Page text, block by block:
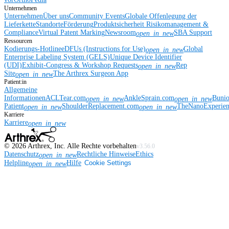
Unternehmen
UnternehmenÜber unsCommunity EventsGlobale Offenlegung der
LieferketteStandorteFörderungProduktsicherheit Risikomanagement &
ComplianceVirtual Patent MarkingNewsroomopen_in_newSBA Support
Ressourcen
Kodierungs-HotlineeDFUs (Instructions for Use)open_in_newGlobal
Enterprise Labeling System (GELS)Unique Device Identifier
(UDI)Exhibit-Congress & Workshop Requestsopen_in_newRep
Siteopen_in_newThe Arthrex Surgeon App
Patient:in
Allgemeine
InformationenACLTear.comopen_in_newAnkleSprain.comopen_in_new
Patientopen_in_newShoulderReplacement.comopen_in_new
Karriere
Karriereopen_in_new
© 2026 Arthrex, Inc. Alle Rechte vorbehaltenv3.56.0
Datenschutzopen_in_newRechtliche HinweiseEthics
Helplineopen_in_newHilfe Cookie Settings